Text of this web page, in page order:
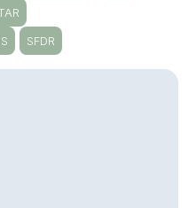
SFDR